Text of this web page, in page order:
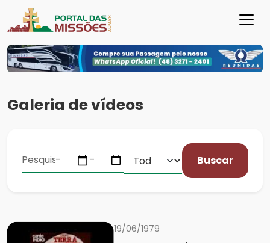
Galeria de vídeos
Buscar
19/06/1979